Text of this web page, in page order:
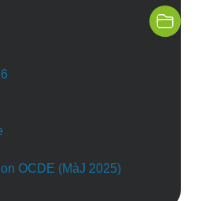
OCDE (MàJ 2025)